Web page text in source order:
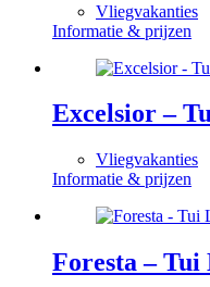
Vliegvakanties
Informatie & prijzen
Excelsior –
Vliegvakanties
Informatie & prijzen
Foresta –